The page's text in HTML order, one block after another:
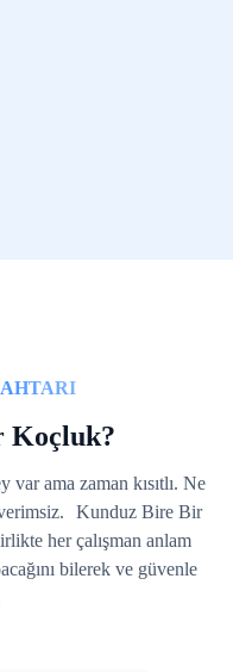
Koçluk?
var ama zaman kısıtlı. Ne
verimsiz. Kunduz Bire Bir
her çalışman anlam
bilerek ve güvenle